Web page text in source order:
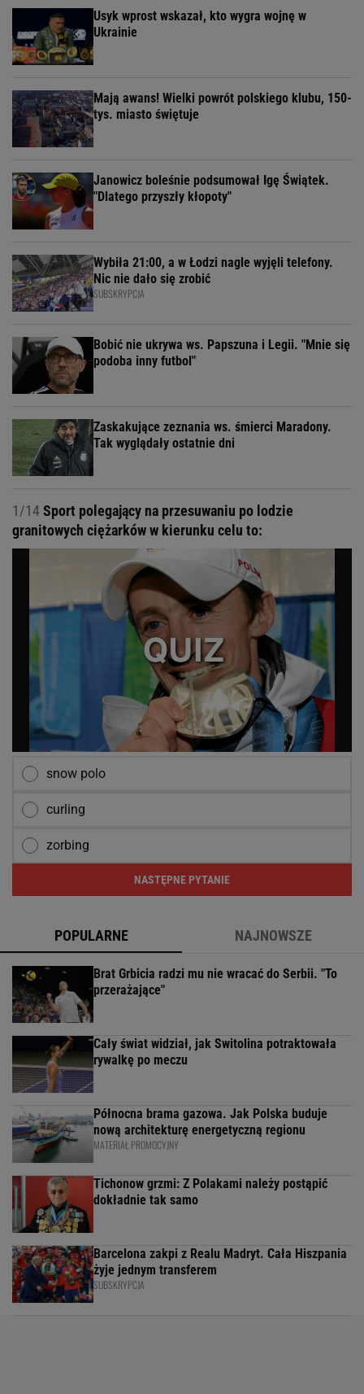
Usyk wprost wskazał, kto wygra wojnę w
Ukrainie
Mają awans! Wielki powrót polskiego klubu, 150-
tys. miasto świętuje
Janowicz boleśnie podsumował Igę Świątek.
"Dlatego przyszły kłopoty"
Wybiła 21:00, a w Łodzi nagle wyjęli telefony.
Nic nie dało się zrobić
SUBSKRYPCJA
Bobić nie ukrywa ws. Papszuna i Legii. "Mnie się
podoba inny futbol"
Zaskakujące zeznania ws. śmierci Maradony.
Tak wyglądały ostatnie dni
1/14Sport polegający na przesuwaniu po lodzie
granitowych ciężarków w kierunku celu to:
snow polo
curling
zorbing
NASTĘPNE PYTANIE
POPULARNE NAJNOWSZE
Brat Grbicia radzi mu nie wracać do Serbii. "To
przerażające"
Cały świat widział, jak Switolina potraktowała
rywalkę po meczu
Północna brama gazowa. Jak Polska buduje
nową architekturę energetyczną regionu
MATERIAŁ PROMOCYJNY
Tichonow grzmi: Z Polakami należy postąpić
dokładnie tak samo
Barcelona zakpi z Realu Madryt. Cała Hiszpania
żyje jednym transferem
SUBSKRYPCJA